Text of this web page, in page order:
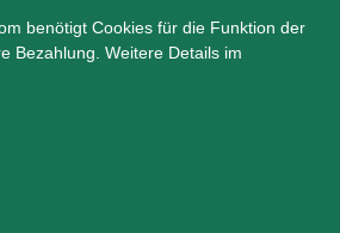
benötigt Cookies für die Funktion der
Bezahlung. Weitere Details im